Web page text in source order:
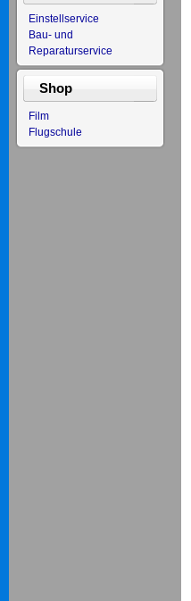
Einstellservice
Bau- und
Reparaturservice
Shop
Film
Flugschule